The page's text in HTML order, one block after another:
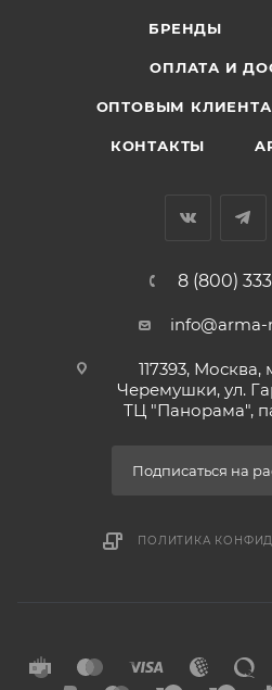
БРЕНДЫ
ОПЛАТА И
ОПТОВЫМ
КОНТАКТЫ
8 (800)
info@arma-
117393,
Черемушки, ул.
ТЦ "Панорама",
Подписаться на
ПОЛИТИКА